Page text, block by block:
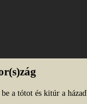
a tótot és kitúr a